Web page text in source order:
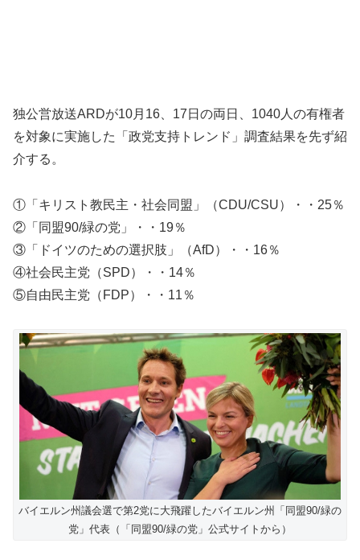
独公営放送ARDが10月16、17日の両日、1040人の有権者
を対象に実施した「政党支持トレンド」調査結果を先ず紹
介する。
①「キリスト教民主・社会同盟」（CDU/CSU）・・25％
②「同盟90/緑の党」・・19％
③「ドイツのための選択肢」（AfD）・・16％
④社会民主党（SPD）・・14％
⑤自由民主党（FDP）・・11％
バイエルン州議会選で第2党に大飛躍したバイエルン州「同盟90/緑の
党」代表（「同盟90/緑の党」公式サイトから）